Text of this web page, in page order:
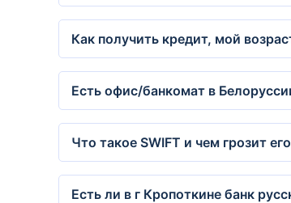
Как получить кредит, мой
Есть офис/банкомат в
Что такое SWIFT и чем грозит
Есть ли в г Кропоткине банк